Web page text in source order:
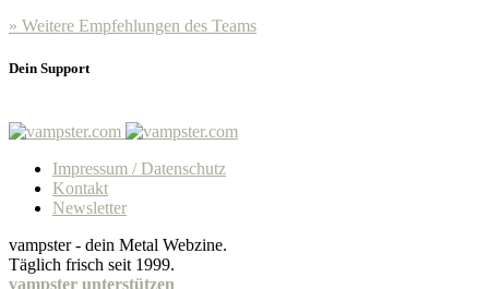
» Weitere Empfehlungen des Teams
Dein Support
Impressum / Datenschutz
Kontakt
Newsletter
vampster - dein Metal Webzine.
Täglich frisch seit 1999.
vampster unterstützen